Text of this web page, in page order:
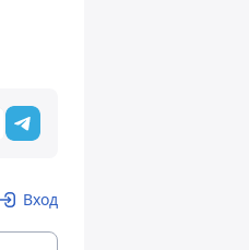
Вход